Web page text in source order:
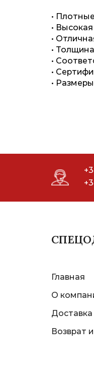
•
•
•
•
•
•
•
Главная
О
Возврат